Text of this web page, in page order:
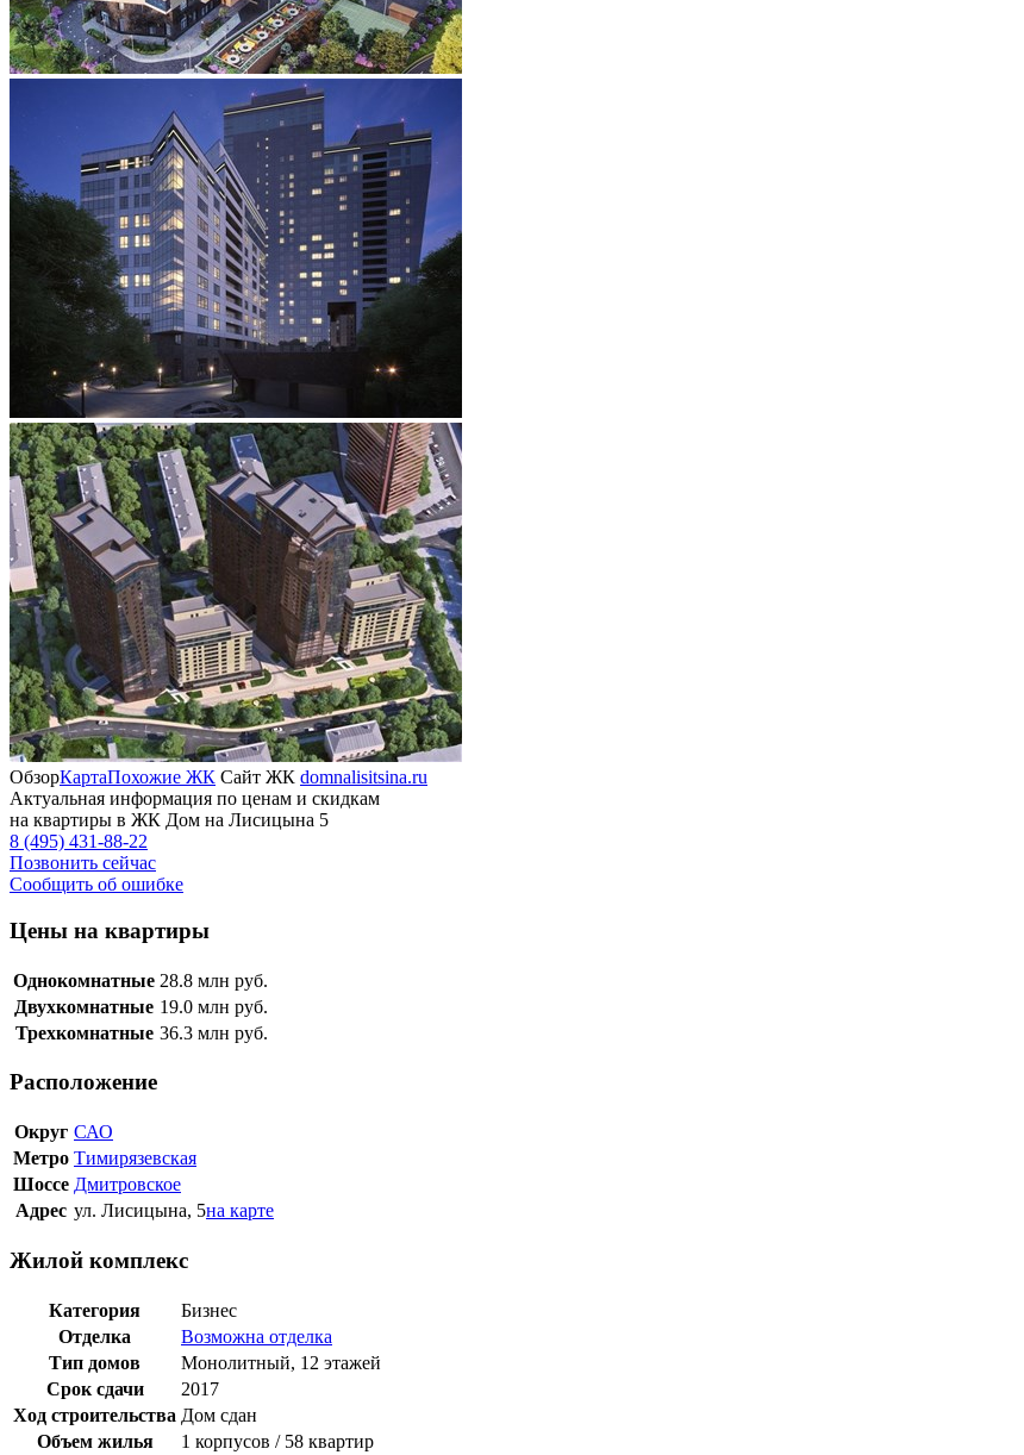
ОбзорКартаПохожие ЖК Сайт ЖК domnalisitsina.ru
Актуальная информация по ценам и скидкам
на квартиры в ЖК Дом на Лисицына 5
8 (495) 431-88-22
Позвонить сейчас
Сообщить об ошибке
Цены на квартиры
Однокомнатные 28.8 млн руб.
Двухкомнатные 19.0 млн руб.
Трехкомнатные 36.3 млн руб.
Расположение
Округ САО
Метро Тимирязевская
Шоссе Дмитровское
Адрес ул. Лисицына, 5на карте
Жилой комплекс
Категория
Бизнес
Отделка
Возможна отделка
Тип домов
Монолитный, 12 этажей
Срок сдачи
2017
Ход строительства Дом сдан
Объем жилья
1 корпусов / 58 квартир